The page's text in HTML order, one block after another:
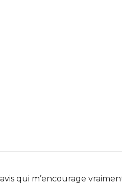
qui m’encourage